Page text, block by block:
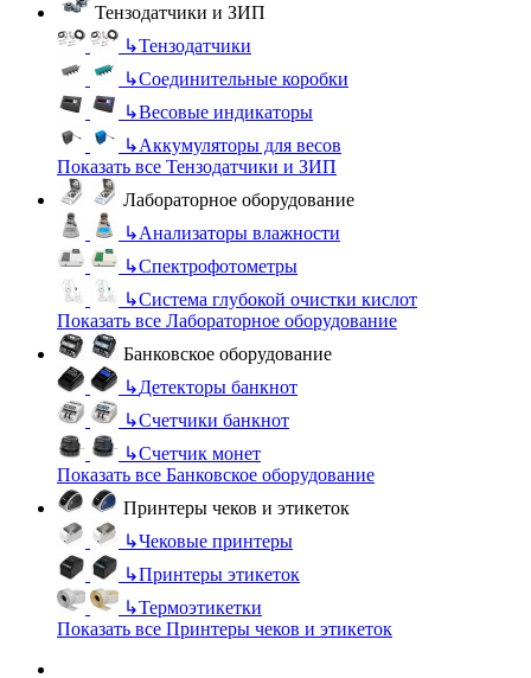
Тензодатчики и ЗИП
↳Тензодатчики
↳Соединительные коробки
↳Весовые индикаторы
↳Аккумуляторы для весов
Показать все Тензодатчики и ЗИП
Лабораторное оборудование
↳Анализаторы влажности
↳Спектрофотометры
↳Система глубокой очистки кислот
Показать все Лабораторное оборудование
Банковское оборудование
↳Детекторы банкнот
↳Счетчики банкнот
↳Счетчик монет
Показать все Банковское оборудование
Принтеры чеков и этикеток
↳Чековые принтеры
↳Принтеры этикеток
↳Термоэтикетки
Показать все Принтеры чеков и этикеток